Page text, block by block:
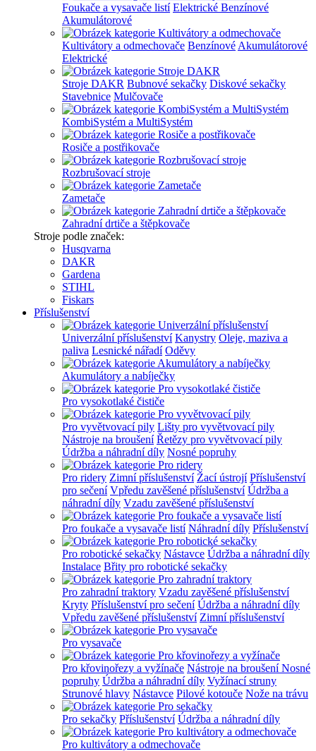
Foukače a vysavače listí Elektrické Benzínové
Akumulátorové
Kultivátory a odmechovače Benzínové Akumulátorové
Elektrické
Stroje DAKR Bubnové sekačky Diskové sekačky
Stavebnice Mulčovače
KombiSystém a MultiSystém
Rosiče a postřikovače
Rozbrušovací stroje
Zametače
Zahradní drtiče a štěpkovače
Stroje podle značek:
Husqvarna
DAKR
Gardena
STIHL
Fiskars
Příslušenství
Univerzální příslušenství Kanystry Oleje, maziva a
paliva Lesnické nářadí Oděvy
Akumulátory a nabíječky
Pro vysokotlaké čističe
Pro vyvětvovací pily Lišty pro vyvětvovací pily
Nástroje na broušení Řetězy pro vyvětvovací pily
Údržba a náhradní díly Nosné popruhy
Pro ridery Zimní příslušenství Žací ústrojí Příslušenství
pro sečení Vpředu zavěšené příslušenství Údržba a
náhradní díly Vzadu zavěšené příslušenství
Pro foukače a vysavače listí Náhradní díly Příslušenství
Pro robotické sekačky Nástavce Údržba a náhradní díly
Instalace Břity pro robotické sekačky
Pro zahradní traktory Vzadu zavěšené příslušenství
Kryty Příslušenství pro sečení Údržba a náhradní díly
Vpředu zavěšené příslušenství Zimní příslušenství
Pro vysavače
Pro křovinořezy a vyžínače Nástroje na broušeníNosné
popruhy Údržba a náhradní díly Vyžínací struny
Strunové hlavy Nástavce Pilové kotouče Nože na trávu
Pro sekačky Příslušenství Údržba a náhradní díly
Pro kultivátory a odmechovače